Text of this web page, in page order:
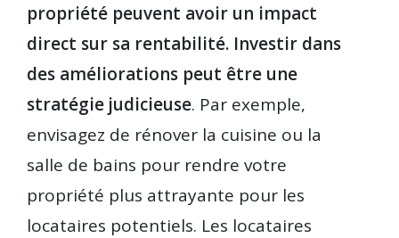
propriété peuvent avoir un impact
direct sur sa rentabilité. Investir dans
des améliorations peut être une
stratégie judicieuse. Par exemple,
envisagez de rénover la cuisine ou la
salle de bains pour rendre votre
propriété plus attrayante pour les
locataires potentiels. Les locataires